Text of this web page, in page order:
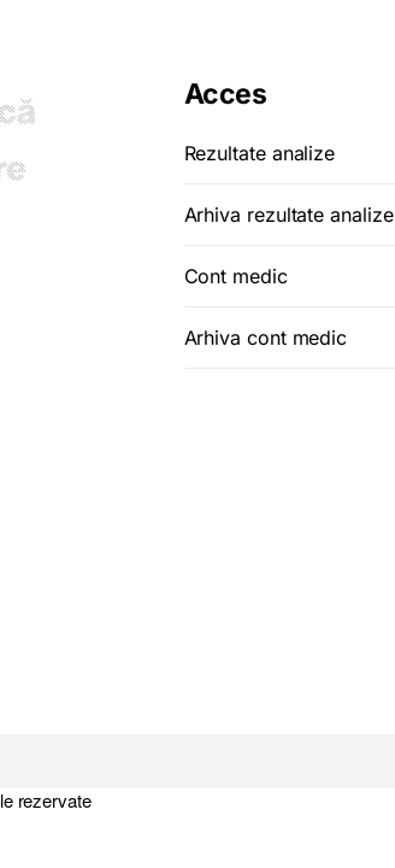
Acces
Rezultate analize
Arhiva rezultate analize
Cont medic
Arhiva cont medic
rezervate